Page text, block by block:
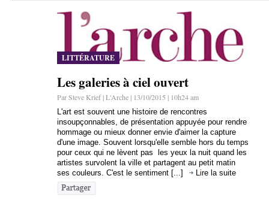
LITTÉRATURE
Les galeries à ciel ouvert
Par Steve Krief | L'Arche | 13/10/2015 | 10h24 am
L'art est souvent une histoire de rencontres
insoupçonnables, de présentation appuyée pour rendre
hommage ou mieux donner envie d'aimer la capture
d'une image. Souvent lorsqu'elle semble hors du temps
pour ceux qui ne lèvent pas les yeux la nuit quand les
artistes survolent la ville et partagent au petit matin
ses couleurs. C'est le sentiment [...]
Lire la suite